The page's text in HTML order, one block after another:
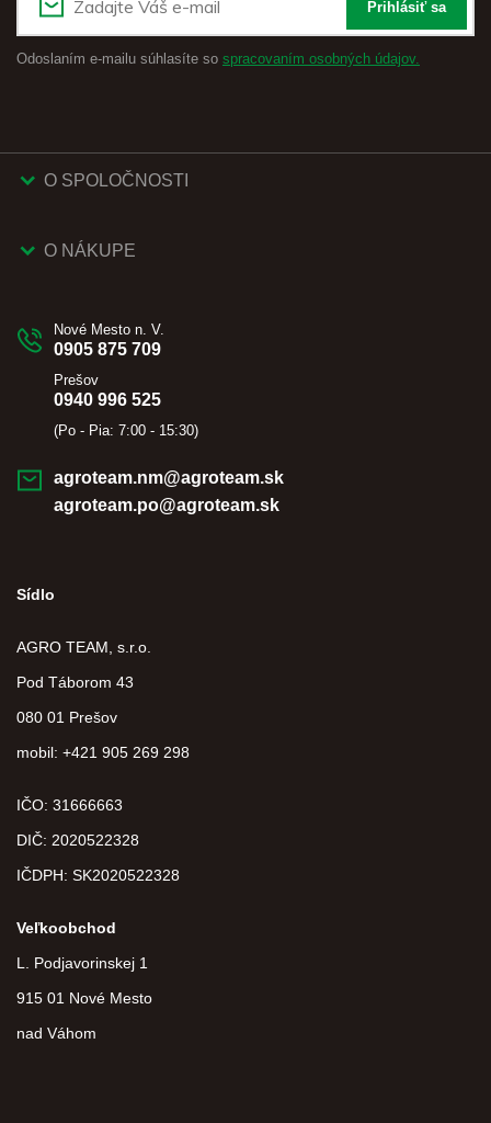
Prihlásiť sa
Odoslaním e-mailu súhlasíte so spracovaním osobných údajov.
O SPOLOČNOSTI
O NÁKUPE
Nové Mesto n. V.
0905 875 709
Prešov
0940 996 525
(Po - Pia: 7:00 - 15:30)
agroteam.nm@agroteam.sk
agroteam.po@agroteam.sk
Sídlo
AGRO TEAM, s.r.o.
Pod Táborom 43
080 01 Prešov
mobil: +421 905 269 298
IČO: 31666663
DIČ: 2020522328
IČDPH: SK2020522328
Veľkoobchod
L. Podjavorinskej 1
915 01 Nové Mesto
nad Váhom